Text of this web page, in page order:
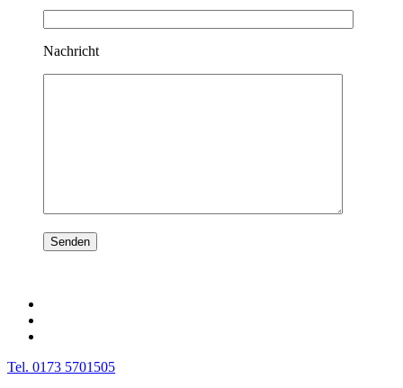
Nachricht
Tel. 0173 5701505